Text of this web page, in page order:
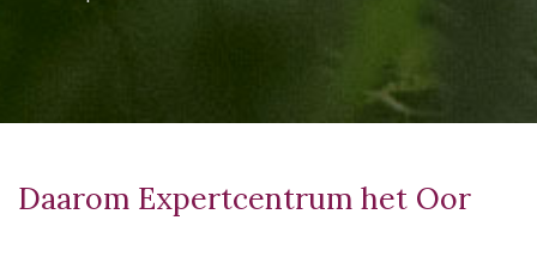
Daarom Expertcentrum het Oor